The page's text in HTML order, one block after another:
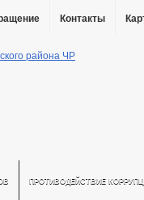
Контакты
ПРОТИВОДЕЙСТВИЕ